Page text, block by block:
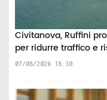
Civitanova, Ruffini
per ridurre traffico e
07/08/2026 18:30